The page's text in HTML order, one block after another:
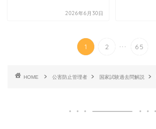
2026年6月30日
1 2 ... 65
HOME 公害防止管理者 国家試験過去問解説